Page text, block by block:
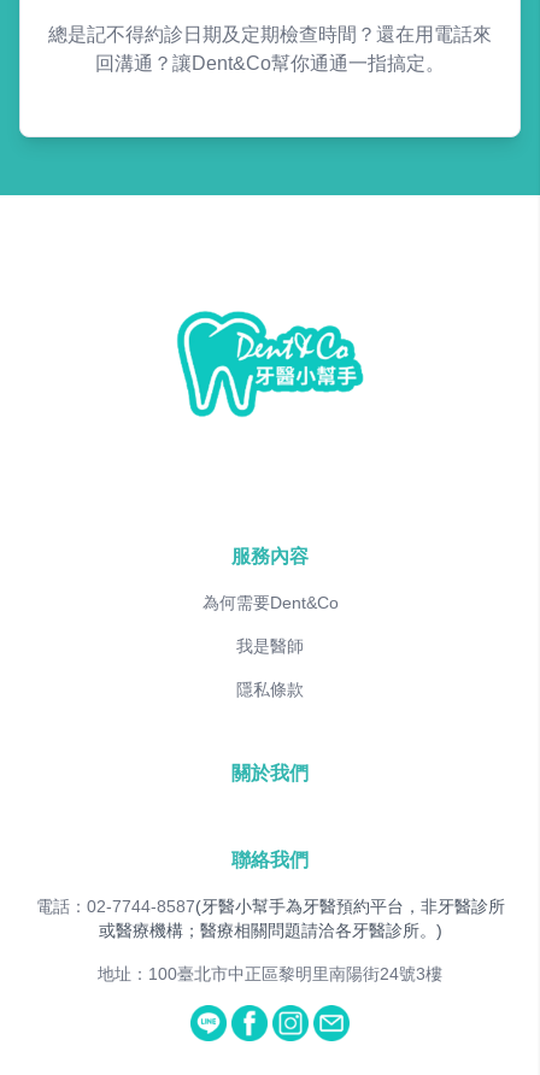
總是記不得約診日期及定期檢查時間？還在用電話來
回溝通？讓Dent&Co幫你通通一指搞定。
服務內容
為何需要Dent&Co
我是醫師
隱私條款
關於我們
聯絡我們
電話：02-7744-8587(牙醫小幫手為牙醫預約平台，非牙醫診所
或醫療機構；醫療相關問題請洽各牙醫診所。)
地址：100臺北市中正區黎明里南陽街24號3樓